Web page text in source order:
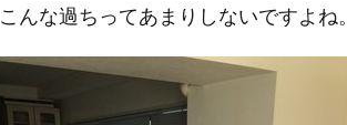
こんな過ちってあまりしないですよね。